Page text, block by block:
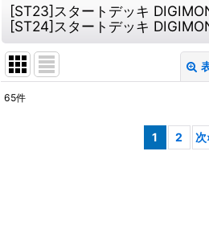
[ST23]スタートデッキ
[ST24]スタートデッキ
65件
1 2 次